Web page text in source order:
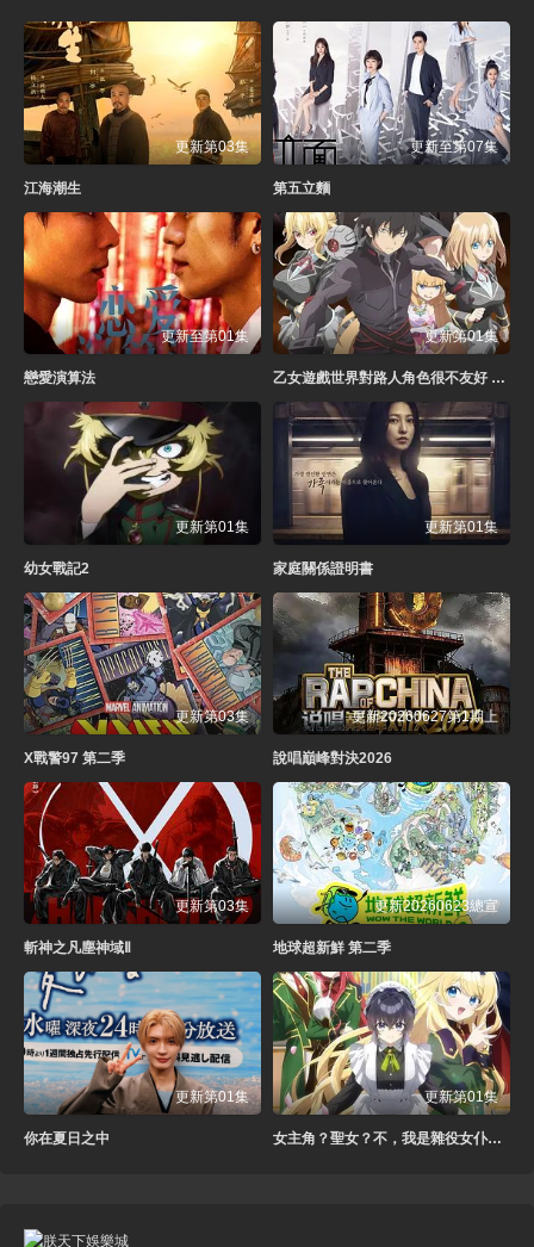
更新第03集
江海潮生
更新至第07集
第五立麵
更新至第01集
戀愛演算法
更新第01集
乙女遊戲世界對路人角色很不友好 第二季
更新第01集
幼女戰記2
更新第01集
家庭關係證明書
更新第03集
X戰警97 第二季
更新20260627第1期上
說唱巔峰對決2026
更新第03集
斬神之凡塵神域Ⅱ
更新20260623總宣
地球超新鮮 第二季
更新第01集
你在夏日之中
更新第01集
女主角？聖女？不，我是雜役女仆（自豪）